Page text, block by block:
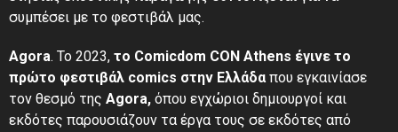
συμπέσει με το φεστιβάλ μας.
Agora. Το 2023, το Comicdom CON Athens έγινε το
πρώτο φεστιβάλ comics στην Ελλάδαπου εγκαινίασε
τον θεσμό της Agora, όπου εγχώριοι δημιουργοί και
εκδότες παρουσιάζουν τα έργα τους σε εκδότες από